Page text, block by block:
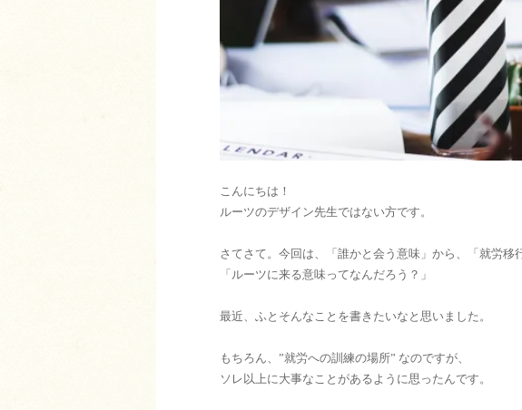
こんにちは！
ルーツのデザイン先生ではない方です。
さてさて。今回は、「誰かと会う意味」から、「就労移
「ルーツに来る意味ってなんだろう？」
最近、ふとそんなことを書きたいなと思いました。
もちろん、”就労への訓練の場所” なのですが、
ソレ以上に大事なことがあるように思ったんです。